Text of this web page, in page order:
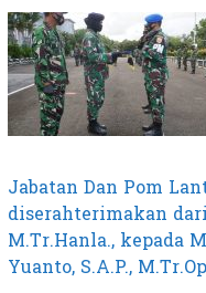
Jabatan Dan Pom
diserahterimakan
M.Tr.Hanla., kepada
Yuanto, S.A.P.,